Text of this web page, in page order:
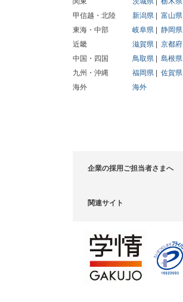
甲信越・北陸
新潟県 富山県
東海・中部
岐阜県 静岡県
近畿
滋賀県 京都府
中国・四国
鳥取県 島根県
九州・沖縄
福岡県 佐賀県
海外
海外
企業の採用ご担当者さまへ
関連サイト